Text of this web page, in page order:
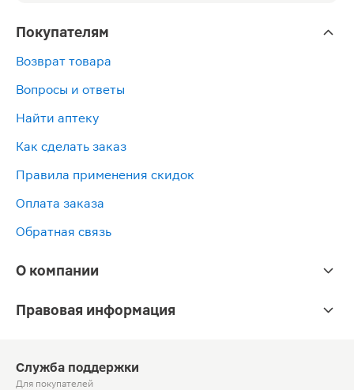
Покупателям
Возврат товара
Вопросы и ответы
Найти аптеку
Как сделать заказ
Правила применения скидок
Оплата заказа
Обратная связь
О компании
Правовая информация
Служба поддержки
Для покупателей